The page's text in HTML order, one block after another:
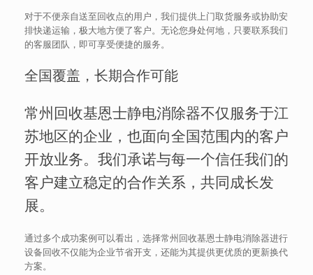
对于不便亲自送至回收点的用户，我们提供上门取货服务或协助安
排快递运输，极大地方便了客户。无论您身处何地，只要联系我们
的客服团队，即可享受便捷的服务。
全国覆盖，长期合作可能
常州回收基恩士静电消除器不仅服务于江
苏地区的企业，也面向全国范围内的客户
开放业务。我们承诺与每一个信任我们的
客户建立稳定的合作关系，共同成长发
展。
通过多个成功案例可以看出，选择常州回收基恩士静电消除器进行
设备回收不仅能为企业节省开支，还能为其提供更优质的更新换代
方案。